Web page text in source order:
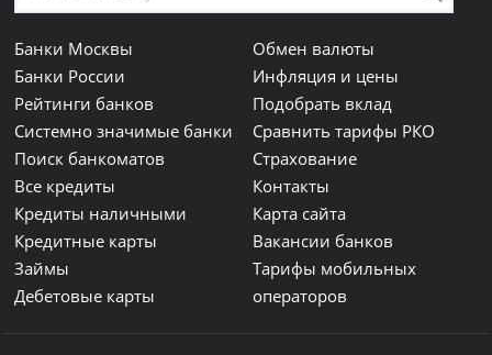
Банки Москвы
Банки России
Рейтинги банков
Системно значимые банки
Поиск банкоматов
Все кредиты
Кредиты наличными
Кредитные карты
Займы
Дебетовые карты
Обмен валюты
Инфляция и цены
Подобрать вклад
Сравнить тарифы РКО
Страхование
Контакты
Карта сайта
Вакансии банков
Тарифы мобильных
операторов